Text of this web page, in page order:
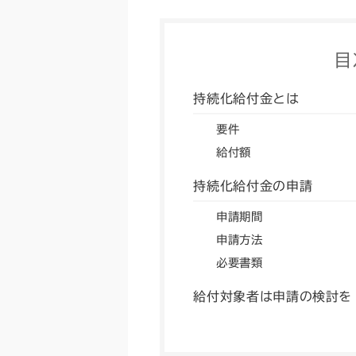
持続化給付金とは
要件
給付額
持続化給付金の申請
申請期間
申請方法
必要書類
給付対象者は申請の検討を